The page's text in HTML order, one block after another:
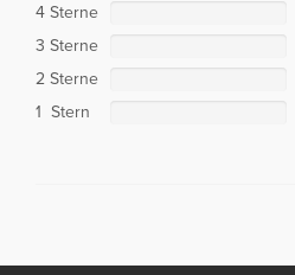
4 Sterne
3 Sterne
2 Sterne
1 Stern